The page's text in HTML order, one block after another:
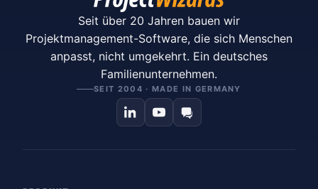
Seit über 20 Jahren bauen wir
Projektmanagement-Software, die sich Menschen
anpasst, nicht umgekehrt. Ein deutsches
Familienunternehmen.
SEIT 2004 · MADE IN GERMANY